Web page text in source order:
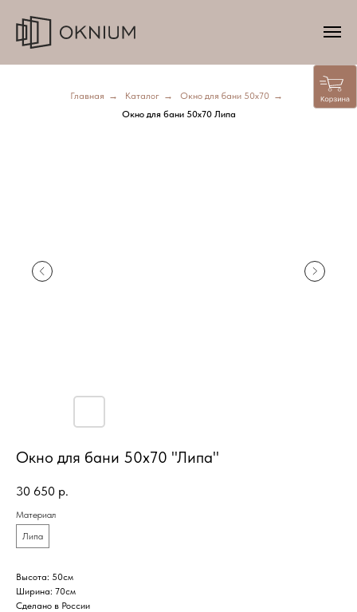
Главная → Каталог → Окно для бани 50х70 →
Окно для бани 50х70 Липа
Окно для бани 50х70 "Липа"
30 650 р.
Материал
Липа
Высота: 50см
Ширина: 70см
Сделано в России